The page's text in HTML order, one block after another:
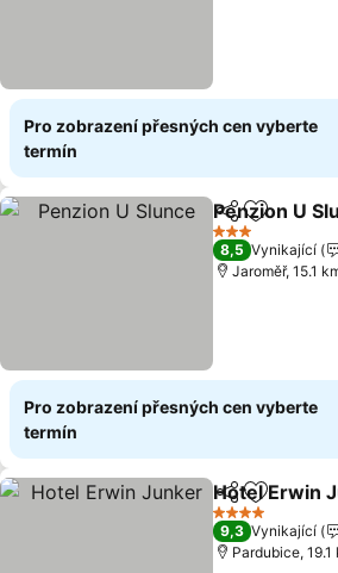
Pro zobrazení přesných cen vyberte
termín
SdíletPřidat
Penzion U
3 Počet hvězdiček
8,5 Vynikající
Jaroměř, 15.1
Pro zobrazení přesných cen vyberte
termín
SdíletPřidat
Hotel Erwin
4 Počet hvězdiček
9,3 Vynikající
Pardubice,